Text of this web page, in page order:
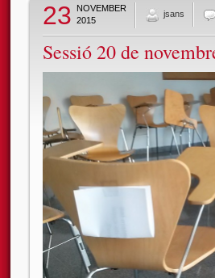
23
NOVEMBER
2015
jsans
Sessió 20 de